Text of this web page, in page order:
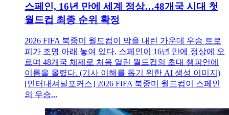
스페인, 16년 만에 세계 정상…48개국 시대 첫
월드컵 최종 순위 확정
2026 FIFA 북중미 월드컵이 막을 내린 가운데 우승 트로
피가 조명 아래 놓여 있다. 스페인이 16년 만에 정상에 오
르며 48개국 체제로 처음 열린 월드컵의 초대 챔피언에
이름을 올렸다. (기사 이해를 돕기 위한 AI 생성 이미지)
[인터내셔널포커스] 2026 FIFA 북중미 월드컵이 스페인
의 우승...